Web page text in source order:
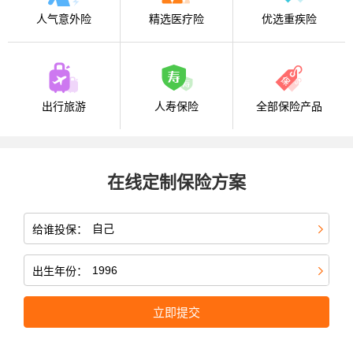
人气意外险 精选医疗险 优选重疾险
出行旅游 人寿保险 全部保险产品
在线定制保险方案
给谁投保：
出生年份：
立即提交